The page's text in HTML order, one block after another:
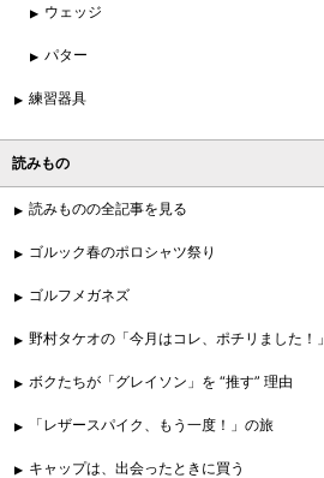
ウェッジ
パター
練習器具
読みもの
読みものの全記事を見る
ゴルック春のポロシャツ祭り
ゴルフメガネズ
野村タケオの「今月はコレ、ポチリました！」
ボクたちが「グレイソン」を “推す” 理由
「レザースパイク、もう一度！」の旅
キャップは、出会ったときに買う